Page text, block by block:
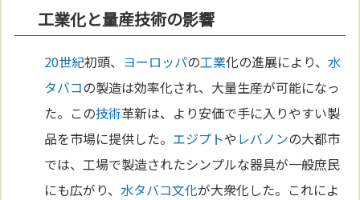
工業化と量産技術の影響
20世紀初頭、 ヨーロッパの工業化の進展により、水
タバコの製造は効率化され、大量生産が可能になっ
た。この技術革新は、より安価で手に入りやすい製
品を市場に提供した。 エジプトや レバノンの大都市
では、工場で製造されたシンプルな器具が一般庶民
にも広がり、水タバコ文化が大衆化した。これによ